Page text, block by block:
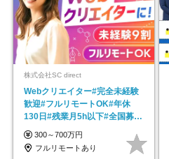
株式会社SC direct
Webクリエイター#完全未経験
歓迎#フルリモートOK#年休
130日#残業月5h以下#全国募集
#最大1年の研修
300～700万円
フルリモートあり